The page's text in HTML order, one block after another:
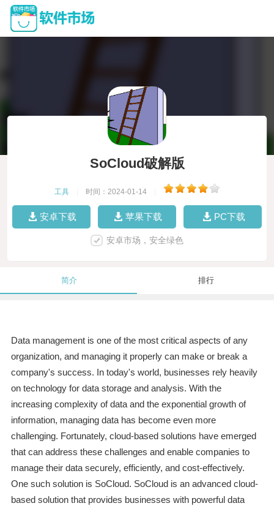
SoCloud破解版
工具 时间：2024-01-14
安卓下载 苹果下载 PC下载
安卓市场，安全绿色
简介 排行
Data management is one of the most critical aspects of any
organization, and managing it properly can make or break a
company's success. In today's world, businesses rely heavily
on technology for data storage and analysis. With the
increasing complexity of data and the exponential growth of
information, managing data has become even more
challenging. Fortunately, cloud-based solutions have emerged
that can address these challenges and enable companies to
manage their data securely, efficiently, and cost-effectively.
One such solution is SoCloud. SoCloud is an advanced cloud-
based solution that provides businesses with powerful data